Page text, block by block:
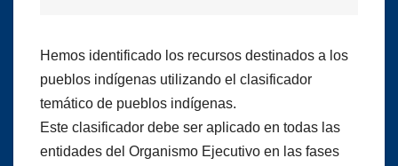
Hemos identificado los recursos destinados a los
pueblos indígenas utilizando el clasificador
temático de pueblos indígenas.
Este clasificador debe ser aplicado en todas las
entidades del Organismo Ejecutivo en las fases